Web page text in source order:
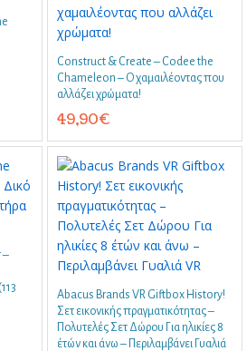
Construct & Create – Codee the
Chameleon – Ο χαμαιλέοντας που
αλλάζει χρώματα!
49,90€
–
Abacus Brands VR Giftbox History!
Σετ εικονικής πραγματικότητας –
Πολυτελές Σετ Δώρου Για ηλικίες 8
έτών και άνω – Περιλαμβάνει Γυαλιά